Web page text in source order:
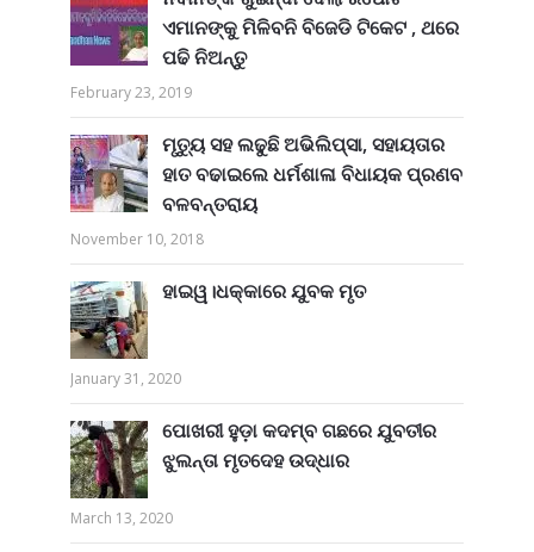
ଏମାନଙ୍କୁ ମିଳିବନି ବିଜେଡି ଟିକେଟ , ଥରେ
ପଢି ନିଅନ୍ତୁ
February 23, 2019
ମୃତ୍ୟୁ ସହ ଲଢୁଛି ଅଭିଲିପ୍ସା, ସହାୟତାର
ହାତ ବଢାଇଲେ ଧର୍ମଶାଳା ବିଧାୟକ ପ୍ରଣବ
ବଳବନ୍ତରାୟ
November 10, 2018
ହାଇୱ।ଧକ୍କାରେ ଯୁବକ ମୃତ
January 31, 2020
ପୋଖରୀ ହୁଡ଼ା କଦମ୍ବ ଗଛରେ ଯୁବତୀର
ଝୁଲନ୍ତା ମୃତଦେହ ଉଦ୍ଧାର
March 13, 2020